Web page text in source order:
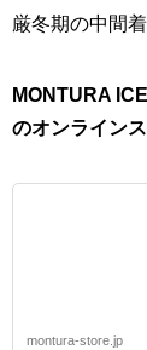
厳冬期の中間
MONTURA
のオンライン
montura-store.jp